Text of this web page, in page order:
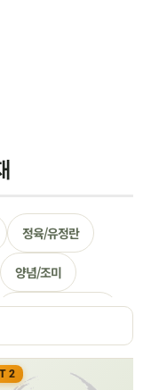
정육/유정란
양념/조미
공정무역(민중교역)
획
2